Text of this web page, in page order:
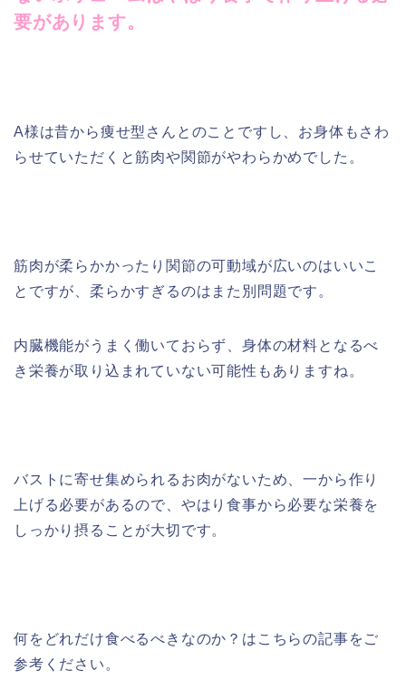
要があります。
A様は昔から痩せ型さんとのことですし、お身体もさわ
らせていただくと筋肉や関節がやわらかめでした。
筋肉が柔らかかったり関節の可動域が広いのはいいこ
とですが、柔らかすぎるのはまた別問題です。
内臓機能がうまく働いておらず、身体の材料となるべ
き栄養が取り込まれていない可能性もありますね。
バストに寄せ集められるお肉がないため、一から作り
上げる必要があるので、やはり食事から必要な栄養を
しっかり摂ることが大切です。
何をどれだけ食べるべきなのか？はこちらの記事をご
参考ください。